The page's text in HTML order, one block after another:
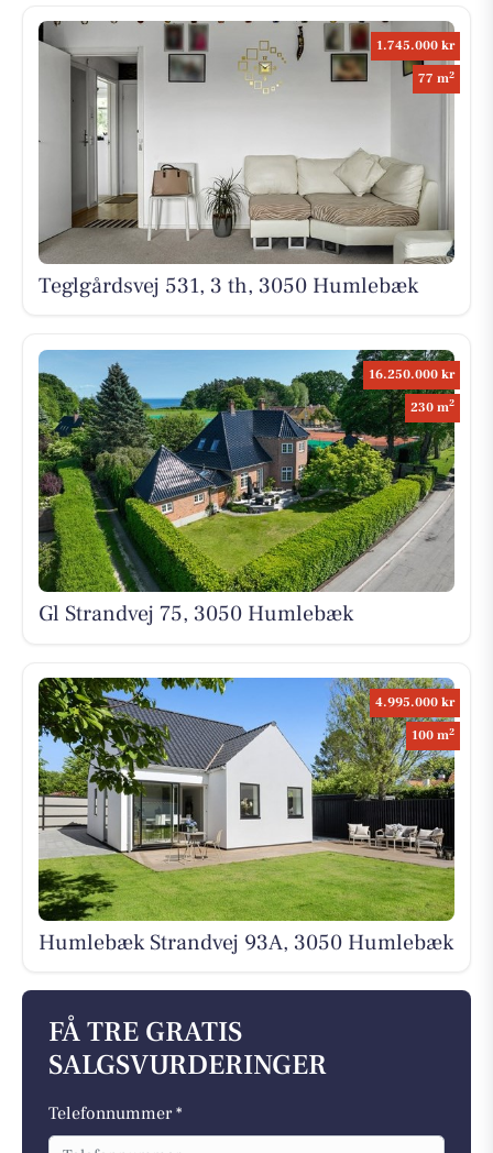
1.745.000 kr
77 m2
Teglgårdsvej 531, 3 th, 3050 Humlebæk
16.250.000 kr
230 m2
Gl Strandvej 75, 3050 Humlebæk
4.995.000 kr
100 m2
Humlebæk Strandvej 93A, 3050 Humlebæk
FÅ TRE GRATIS
SALGSVURDERINGER
Telefonnummer *